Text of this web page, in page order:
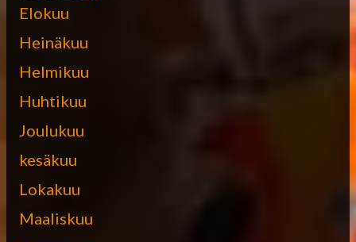
Elokuu
Heinäkuu
Helmikuu
Huhtikuu
Joulukuu
kesäkuu
Lokakuu
Maaliskuu